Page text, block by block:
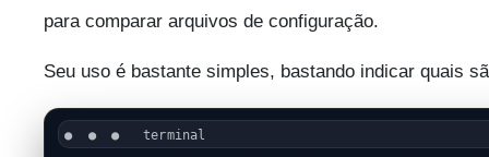
para comparar arquivos de configuração.
Seu uso é bastante simples, bastando indicar quais